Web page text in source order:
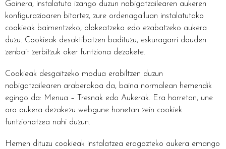
Gainera, instalatuta izango duzun nabigatzailearen aukeren
konfigurazioaren bitartez, zure ordenagailuan instalatutako
cookieak baimentzeko, blokeatzeko edo ezabatzeko aukera
duzu. Cookieak desaktibatzen badituzu, eskuragarri dauden
zenbait zerbitzuk oker funtziona dezakete.
Cookieak desgaitzeko modua erabiltzen duzun
nabigatzailearen araberakoa da, baina normalean hemendik
egingo da: Menua – Tresnak edo Aukerak. Era horretan, une
oro aukera dezakezu webgune honetan zein cookiek
funtzionatzea nahi duzun.
Hemen dituzu cookieak instalatzea eragozteko aukera emango